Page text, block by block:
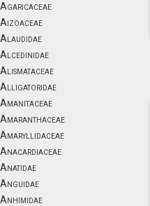
Agaricaceae
Aizoaceae
Alaudidae
Alcedinidae
Alismataceae
Alligatoridae
Amanitaceae
Amaranthaceae
Amaryllidaceae
Anacardiaceae
Anatidae
Anguidae
Anhimidae